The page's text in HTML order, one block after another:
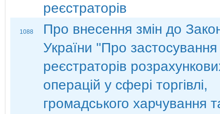
реєстраторів
1088
Про внесення змін до
України "Про застосування
реєстраторів
операцій у сфері торгівлі,
громадського харчування